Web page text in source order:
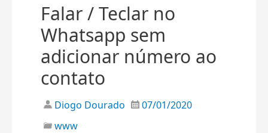
Falar / Teclar no
Whatsapp sem
adicionar número ao
contato
Diogo Dourado
07/01/2020
www